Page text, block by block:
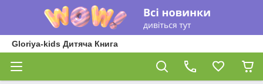
Gloriya-kids Дитяча Книга